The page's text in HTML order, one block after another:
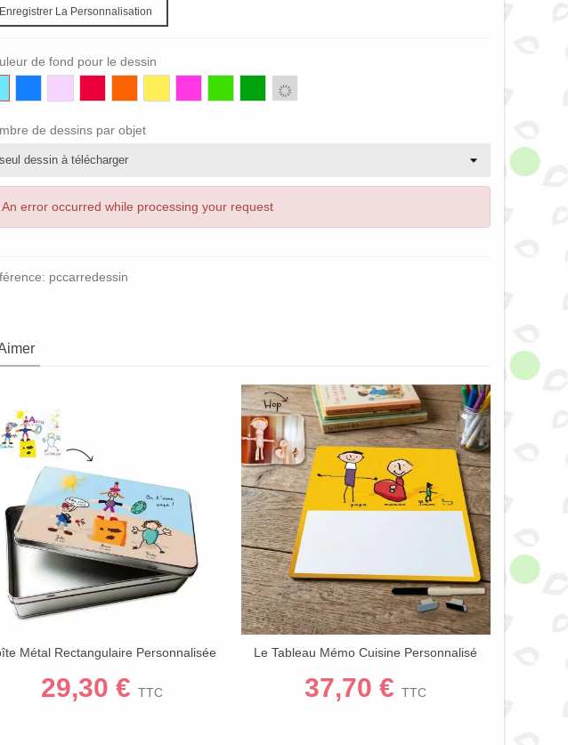
Enregistrer La Personnalisation
de fond pour le dessin
foncé clair
clair
fonce
Gris
de dessins par objet
An error occurred while processing your request
pccarredessin
Afficher Plus
Métal Rectangulaire Personnalisée
Cadeau Fête Des Pères
29,30 € TTC
Afficher Plus
Le Tableau Mémo Cuisine Personnalisé
37,70 € TTC